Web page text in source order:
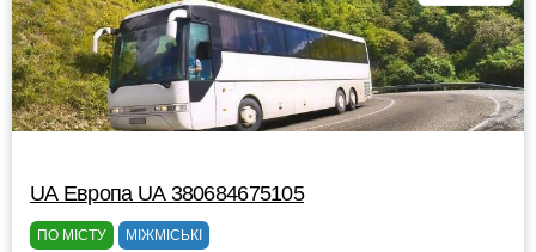
UА Европа UА 380684675105
ПО МІСТУ МІЖМІСЬКІ